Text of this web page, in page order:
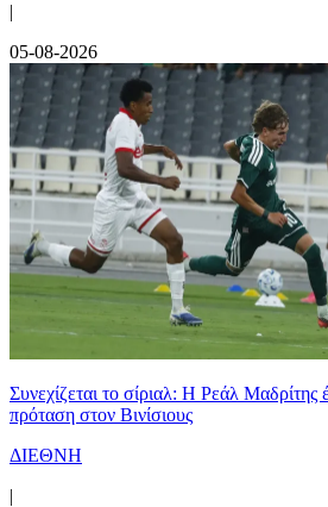
|
05-08-2026
Συνεχίζεται το σίριαλ: Η Ρεάλ Μαδρίτης
πρόταση στον Βινίσιους
ΔΙΕΘΝΗ
|